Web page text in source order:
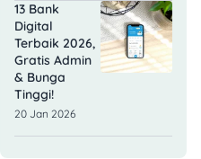
13 Bank
Digital
Terbaik 2026,
Gratis Admin
& Bunga
Tinggi!
20 Jan 2026